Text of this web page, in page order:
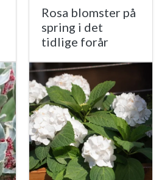
Rosa blomster på
spring i det
tidlige forår